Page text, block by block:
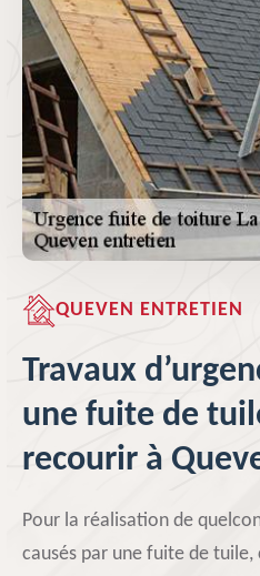
QUEVEN ENTRETIEN
Travaux
une fuite de
recourir à
Pour la réalisation de
causés par une fuite de